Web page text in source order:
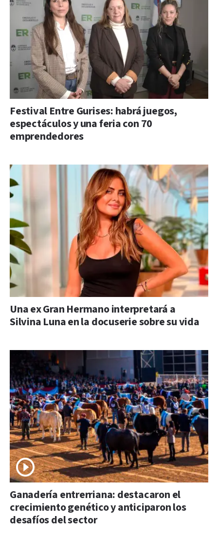
Festival Entre Gurises: habrá juegos,
espectáculos y una feria con 70
emprendedores
Una ex Gran Hermano interpretará a
Silvina Luna en la docuserie sobre su vida
Ganadería entrerriana: destacaron el
crecimiento genético y anticiparon los
desafíos del sector